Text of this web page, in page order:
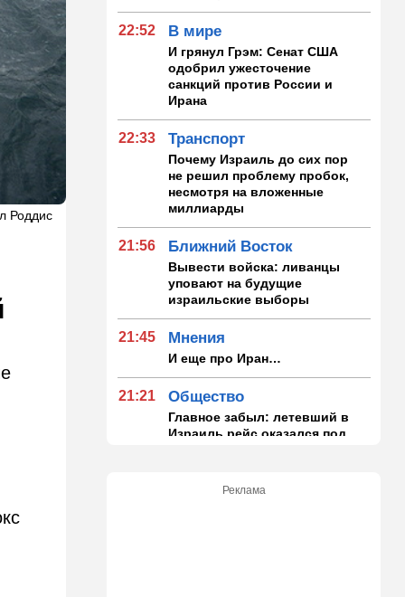
Роддис
22:52 В мире
И грянул Грэм: Сенат США
одобрил ужесточение
санкций против России и
Ирана
22:33 Транспорт
Почему Израиль до сих пор
не решил проблему пробок,
несмотря на вложенные
миллиарды
21:56 Ближний Восток
Вывести войска: ливанцы
уповают на будущие
израильские выборы
21:45 Мнения
И еще про Иран…
21:21 Общество
Главное забыл: летевший в
Израиль рейс оказался под
ИзраильРеклама